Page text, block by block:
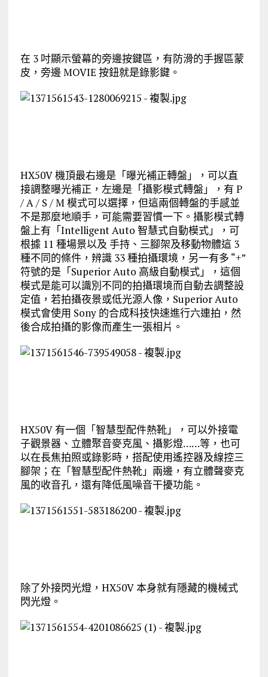
在 3 吋顯示螢幕的旁邊按鍵區，有防滑的手握區蒙
皮，旁邊 MOVIE 按鈕就是錄影鍵。
HX50V 機頂最右邊是「曝光補正轉盤」，可以直
接調整曝光補正，左邊是「攝影模式轉盤」，有 P
/ A / S / M 模式可以選擇，但這兩個轉盤的手感並
不是那麼地順手，可能需要習慣一下。攝影模式轉
盤上有「Intelligent Auto 智慧式自動模式」，可
根據 11 種場景以及 手持、三腳架及移動物體這 3
種不同的條件，辨識 33 種拍攝環境，另一有多 “+”
符號的是「Superior Auto 高級自動模式」，這個
模式是能可以識別不同的拍攝環境而自動去調整設
定值，若拍攝夜景或低光源人像，Superior Auto
模式會使用 Sony 的合成科技快速進行六連拍，然
後合成拍攝的影像而產生一張相片。
HX50V 有一個「智慧型配件熱靴」，可以外接電
子觀景器、立體聚音麥克風、攝影燈……等，也可
以在長焦拍照或錄影時，搭配使用遙控器及線控三
腳架；在「智慧型配件熱靴」兩邊，有立體聲麥克
風的收音孔，還有降低風噪音干擾功能。
除了外接閃光燈，HX50V 本身就有隱藏的機械式
閃光燈。